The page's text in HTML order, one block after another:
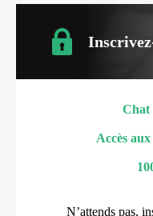
Chat
Accès
N’attends pas,